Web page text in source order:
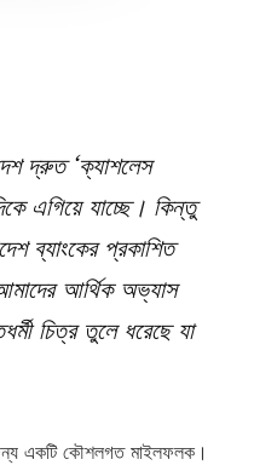
দ্রুত ‘ক্যাশলেস
এগিয়ে যাচ্ছে। কিন্তু
ব্যাংকের প্রকাশিত
আর্থিক অভ্যাস
চিত্র তুলে ধরেছে যা
জন্য একটি কৌশলগত মাইলফলক।